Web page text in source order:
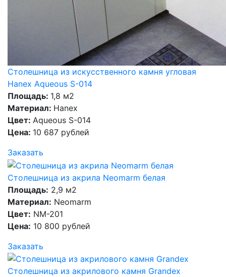
Столешница из искусственного камня угловая
Hanex Aqueous S-014
Площадь: 1,8 м2
Материал: Hanex
Цвет: Aqueous S-014
Цена: 10 687 рублей
Заказать
Столешница из акрила Neomarm белая
Площадь: 2,9 м2
Материал: Neomarm
Цвет: NM-201
Цена: 10 800 рублей
Заказать
Столешница из акрилового камня Grandex